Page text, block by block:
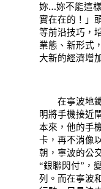
妳…妳不能這
實在在的！」
等前沿技巧，
業態、新形式
大新的經濟增
在寧波地鐵
明將手機接近
本來，他的手
卡，再不消像
朝，寧波的公
“銀聯閃付”，
列。而在寧波